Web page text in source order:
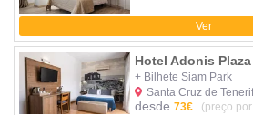
Ver
Hotel Adonis Plaza
+ Bilhete Siam Park
Santa Cruz de
desde 73€
(preço